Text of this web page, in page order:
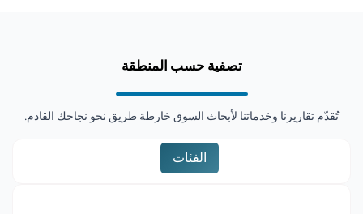
تصفية حسب المنطقة
تُقدّم تقاريرنا وخدماتنا لأبحاث السوق خارطة طريق نحو نجاحك القادم.
الفئات